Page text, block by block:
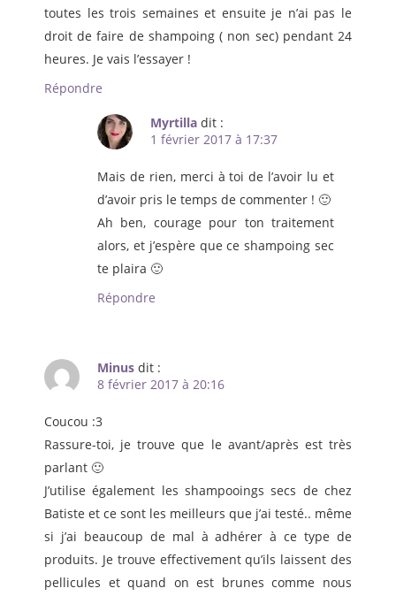
toutes les trois semaines et ensuite je n’ai pas le
droit de faire de shampoing ( non sec) pendant 24
heures. Je vais l’essayer !
Répondre
Myrtilla dit :
1 février 2017 à 17:37
Mais de rien, merci à toi de l’avoir lu et
d’avoir pris le temps de commenter ! 🙂
Ah ben, courage pour ton traitement
alors, et j’espère que ce shampoing sec
te plaira 🙂
Répondre
Minus dit :
8 février 2017 à 20:16
Coucou :3
Rassure-toi, je trouve que le avant/après est très
parlant 🙂
J’utilise également les shampooings secs de chez
Batiste et ce sont les meilleurs que j’ai testé.. même
si j’ai beaucoup de mal à adhérer à ce type de
produits. Je trouve effectivement qu’ils laissent des
pellicules et quand on est brunes comme nous